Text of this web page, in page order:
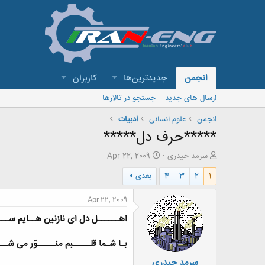
انجمن جدیدترین‌ها کاربران
ارسال های جدید
جستجو در تالارها
انجمن
علوم انسانی ادبیات
*****حرف دل*****
ش
ر
ع
سرمد حیدری
ت
ا
ر
ی
ش
ر
و
ع
Apr 22, 2009
1
2
3
4 بعدی
Apr 22, 2009
اهــــــل دل ای نازنین هــایم
بـا شـما قلـــــبم منـــــوّر